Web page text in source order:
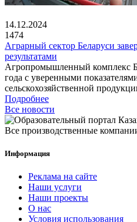
14.12.2024
1474
Аграрный сектор Беларуси
результатами
Агропромышленный комплекс
года с уверенными
сельскохозяйственной
Подробнее
Все новости
Все производственные
Информация
Реклама на сайте
Наши услуги
Наши проекты
О нас
Условия использования